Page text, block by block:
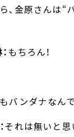
、金原さんは“
もちろん！
バンダナなん
それは無いと思